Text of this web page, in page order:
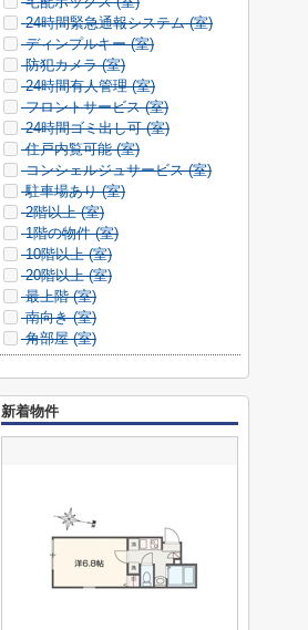
24時間緊急通報システム (室)
ディンプルキー (室)
防犯カメラ (室)
24時間有人管理 (室)
フロントサービス (室)
24時間ゴミ出し可 (室)
住戸内覧可能 (室)
コンシェルジュサービス (室)
駐車場あり (室)
2階以上 (室)
1階の物件 (室)
10階以上 (室)
20階以上 (室)
最上階 (室)
南向き (室)
角部屋 (室)
新着物件